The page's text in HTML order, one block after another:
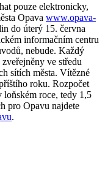
pouze elektronicky,
Opava www.opava-
do úterý 15. června
informačním centru
nebude. Každý
ve středu
sítích města. Vítězné
roku. Rozpočet
roce, tedy 1,5
pro Opavu najdete
​.